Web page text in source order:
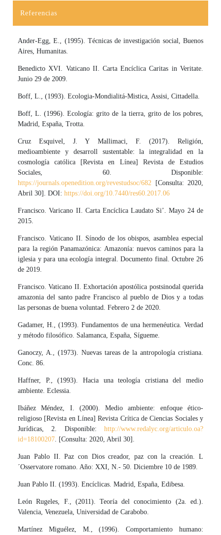
Referencias
Ander-Egg, E., (1995). Técnicas de investigación social, Buenos
Aires, Humanitas.
Benedicto XVI. Vaticano II. Carta Encíclica Caritas in Veritate.
Junio 29 de 2009.
Boff, L., (1993). Ecologia-Mondialitá-Mistica, Assisi, Cittadella.
Boff, L. (1996). Ecología: grito de la tierra, grito de los pobres,
Madrid, España, Trotta.
Cruz Esquivel, J. Y Mallimaci, F. (2017). Religión,
medioambiente y desarroll sustentable: la integralidad en la
cosmología católica [Revista en Línea] Revista de Estudios
Sociales, 60. Disponible:
https://journals.openedition.org/revestudsoc/682 [Consulta: 2020,
Abril 30]. DOI:https://doi.org/10.7440/res60.2017.06
Francisco. Varicano II. Carta Encíclica Laudato Si’. Mayo 24 de
2015.
Francisco. Vaticano II. Sínodo de los obispos, asamblea especial
para la región Panamazónica: Amazonía: nuevos caminos para la
iglesia y para una ecología integral. Documento final. Octubre 26
de 2019.
Francisco. Vaticano II. Exhortación apostólica postsinodal querida
amazonia del santo padre Francisco al pueblo de Dios y a todas
las personas de buena voluntad. Febrero 2 de 2020.
Gadamer, H., (1993). Fundamentos de una hermenéutica. Verdad
y método filosófico. Salamanca, España, Sígueme.
Ganoczy, A., (1973). Nuevas tareas de la antropología cristiana.
Conc. 86.
Haffner, P., (1993). Hacia una teología cristiana del medio
ambiente. Eclessia.
Ibáñez Méndez, I. (2000). Medio ambiente: enfoque ético-
religioso [Revista en Línea] Revista Crítica de Ciencias Sociales y
Jurídicas, 2. Disponible: http://www.redalyc.org/articulo.oa?
id=18100207 . [Consulta: 2020, Abril 30].
Juan Pablo II. Paz con Dios creador, paz con la creación. L
´Osservatore romano. Año: XXI, N.- 50. Diciembre 10 de 1989.
Juan Pablo II. (1993). Encíclicas. Madrid, España, Edibesa.
León Rugeles, F., (2011). Teoría del conocimiento (2a. ed.).
Valencia, Venezuela, Universidad de Carabobo.
Martínez Miguélez, M., (1996). Comportamiento humano: